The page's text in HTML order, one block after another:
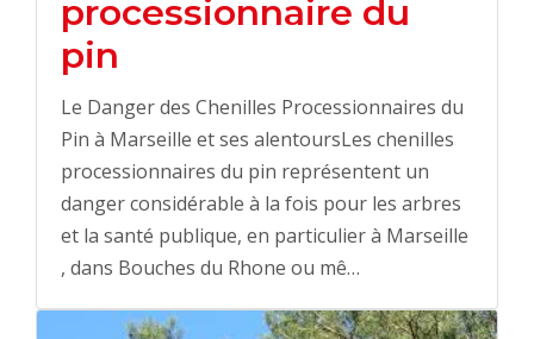
processionnaire du
pin
Le Danger des Chenilles Processionnaires du
Pin à Marseille et ses alentoursLes chenilles
processionnaires du pin représentent un
danger considérable à la fois pour les arbres
et la santé publique, en particulier à Marseille
, dans Bouches du Rhone ou mê…